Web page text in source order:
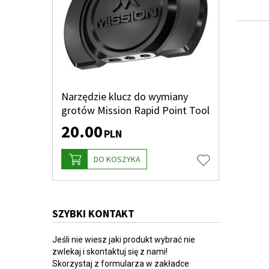
Narzędzie klucz do wymiany
grotów Mission Rapid Point Tool
20.00PLN
DO KOSZYKA
SZYBKI KONTAKT
Jeśli nie wiesz jaki produkt wybrać nie
zwlekaj i skontaktuj się z nami!
Skorzystaj z formularza w zakładce